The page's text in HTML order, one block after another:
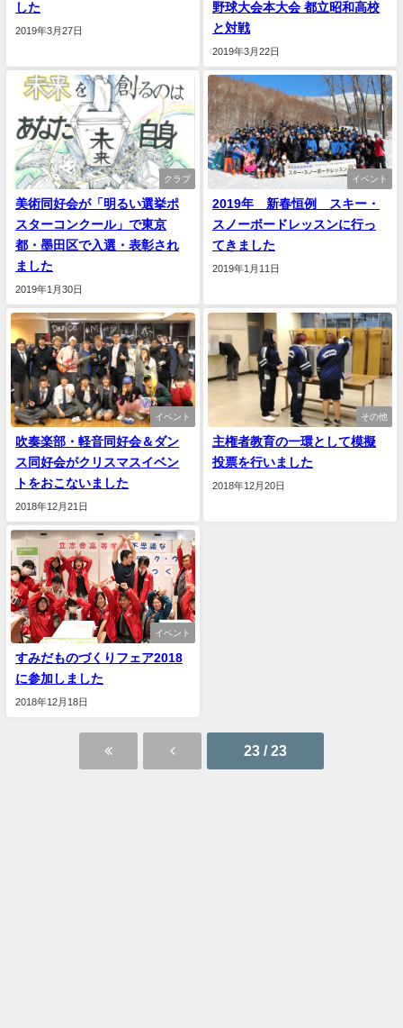
した
2019年3月27日
野球大会本大会 都立昭和高校
と対戦
2019年3月22日
クラブ
美術同好会が「明るい選挙ポ
スターコンクール」で東京
都・墨田区で入選・表彰され
ました
2019年1月30日
イベント
2019年 新春恒例 スキー・
スノーボードレッスンに行っ
てきました
2019年1月11日
イベント
吹奏楽部・軽音同好会＆ダン
ス同好会がクリスマスイベン
トをおこないました
2018年12月21日
その他
主権者教育の一環として模擬
投票を行いました
2018年12月20日
イベント
すみだものづくりフェア2018
に参加しました
2018年12月18日
23 / 23